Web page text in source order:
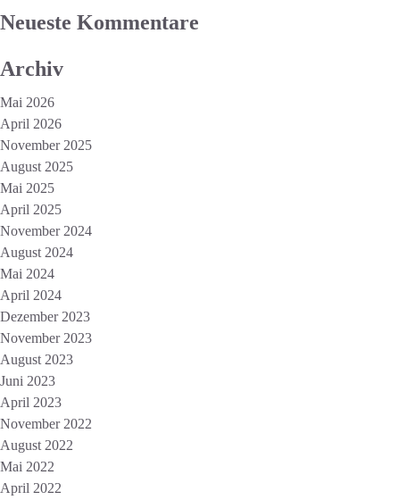
Neueste Kommentare
Archiv
Mai 2026
April 2026
November 2025
August 2025
Mai 2025
April 2025
November 2024
August 2024
Mai 2024
April 2024
Dezember 2023
November 2023
August 2023
Juni 2023
April 2023
November 2022
August 2022
Mai 2022
April 2022